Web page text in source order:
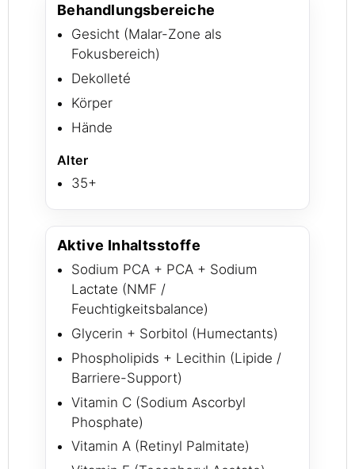
Behandlungsbereiche
Gesicht (Malar-Zone als
Fokusbereich)
Dekolleté
Körper
Hände
Alter
35+
Aktive Inhaltsstoffe
Sodium PCA + PCA + Sodium
Lactate (NMF /
Feuchtigkeitsbalance)
Glycerin + Sorbitol (Humectants)
Phospholipids + Lecithin (Lipide /
Barriere-Support)
Vitamin C (Sodium Ascorbyl
Phosphate)
Vitamin A (Retinyl Palmitate)